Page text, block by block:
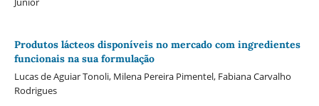
Produtos lácteos disponíveis no mercado com ingredientes
funcionais na sua formulação
Lucas de Aguiar Tonoli, Milena Pereira Pimentel, Fabiana Carvalho
Rodrigues